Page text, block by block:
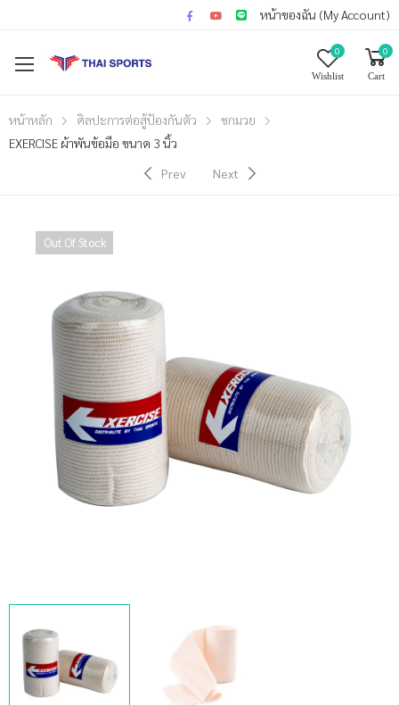
หน้าของฉัน (My Account)
0
Wishlist
0
Cart
หน้าหลัก ศิลปะการต่อสู้ป้องกันตัว
ชกมวย
EXERCISE ผ้าพันข้อมือ ขนาด 3 นิ้ว
Prev
Next
Out Of Stock